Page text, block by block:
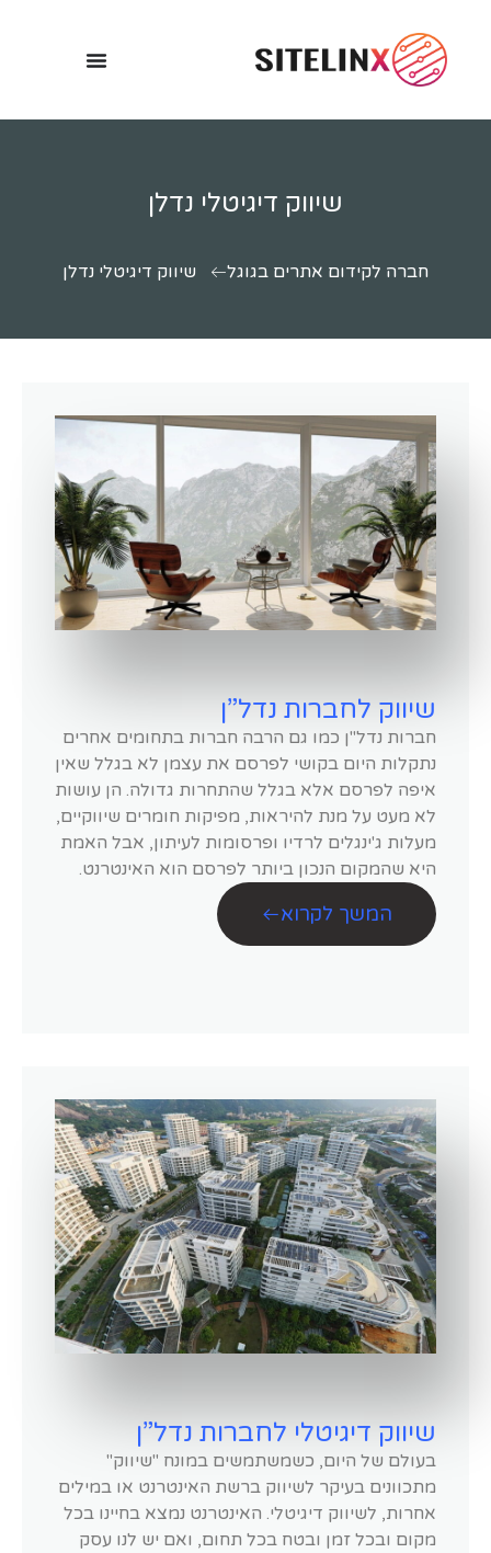
שיווק דיגיטלי נדלן
חברה לקידום אתרים בגוגל שיווק דיגיטלי נדלן
שיווק לחברות נדל”ן
חברות נדל"ן כמו גם הרבה חברות בתחומים אחרים
נתקלות היום בקושי לפרסם את עצמן לא בגלל שאין
איפה לפרסם אלא בגלל שהתחרות גדולה. הן עושות
לא מעט על מנת להיראות, מפיקות חומרים שיווקיים,
מעלות ג'ינגלים לרדיו ופרסומות לעיתון, אבל האמת
היא שהמקום הנכון ביותר לפרסם הוא האינטרנט.
המשך לקרוא
שיווק דיגיטלי לחברות נדל”ן
בעולם של היום, כשמשתמשים במונח "שיווק"
מתכוונים בעיקר לשיווק ברשת האינטרנט או במילים
אחרות, לשיווק דיגיטלי. האינטרנט נמצא בחיינו בכל
מקום ובכל זמן ובטח בכל תחום, ואם יש לנו עסק